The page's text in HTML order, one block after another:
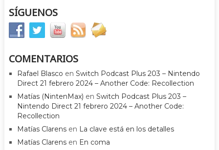
SÍGUENOS
COMENTARIOS
Rafael Blasco en Switch Podcast Plus 203 – Nintendo
Direct 21 febrero 2024 – Another Code: Recollection
Matías (NintenMax) en Switch Podcast Plus 203 –
Nintendo Direct 21 febrero 2024 – Another Code:
Recollection
Matías Clarensen La clave está en los detalles
Matías Clarensen En coma